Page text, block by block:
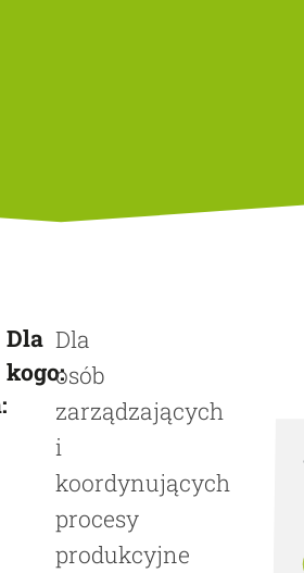
Dla
kogo:
Dla
osób
zarządzających
i
koordynujących
procesy
produkcyjne